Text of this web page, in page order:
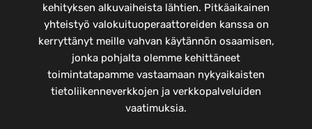
kehityksen alkuvaiheista lähtien. Pitkäaikainen
yhteistyö valokuituoperaattoreiden kanssa on
kerryttänyt meille vahvan käytännön osaamisen,
jonka pohjalta olemme kehittäneet
toimintatapamme vastaamaan nykyaikaisten
tietoliikenneverkkojen ja verkkopalveluiden
vaatimuksia.